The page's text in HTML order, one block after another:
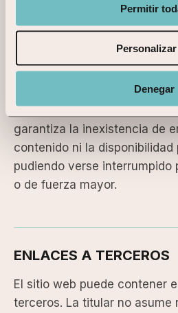
Permitir
Personalizar
Denegar
derivada de la información
web cuando esta haya sido
introducida por un tercero
sido revisado para garantizar
funcionamiento; no
garantiza la inexistencia de
contenido ni la
pudiendo verse interrumpido
o de fuerza mayor.
ENLACES A TERCEROS
El sitio web puede contener
terceros. La titular no asume